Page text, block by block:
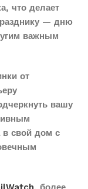
что делает
— дню
важным
от
вашу
в свой дом с